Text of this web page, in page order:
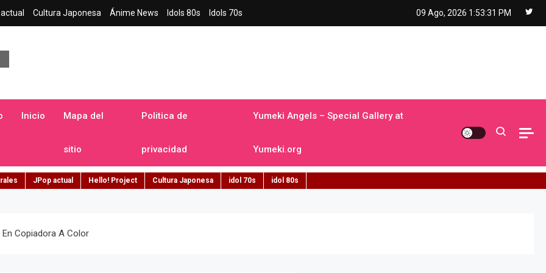
Cultura Japonesa Ánime News Idols 80s Idols 70s 09 Ago, 2026 1:53:33 PM
Inicio Mapa del
sitio
Politica de
privacidad
Yumeki Angels – Special Gallery at
Yumeki.org
JPop actual Hello! Project Cultura Japonesa idol 70s idol 80s
Copiadora A Color